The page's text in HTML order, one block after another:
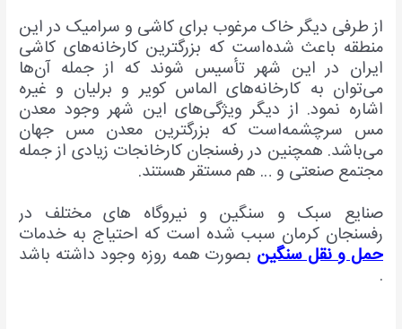
از طرفی دیگر خاک مرغوب برای کاشی و سرامیک در این
منطقه باعث شده‌است که بزرگترین کارخانه‌های کاشی
ایران در این شهر تأسیس شوند که از جمله آن‌ها
می‌توان به کارخانه‌های الماس کویر و برلیان و غیره
اشاره نمود. از دیگر ویژگی‌های این شهر وجود معدن
مس سرچشمه‌است که بزرگترین معدن مس جهان
می‌باشد. همچنین در رفسنجان کارخانجات زیادی از جمله
مجتمع صنعتی و … هم مستقر هستند.
صنایع سبک و سنگین و نیروگاه های مختلف در
رفسنجان کرمان سبب شده است که احتیاج به خدمات
حمل و نقل سنگین بصورت همه روزه وجود داشته باشد
.